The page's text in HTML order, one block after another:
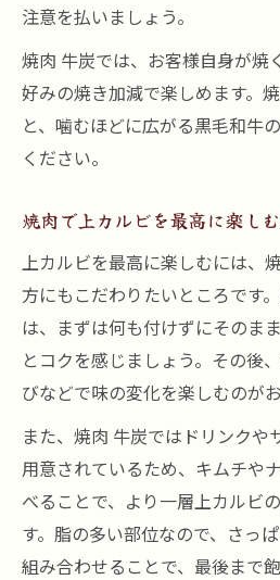
注意を払いましょう。
焼肉 牛炭では、お客様自身が焼
好みの焼き加減で楽しめます。
と、噛むほどに広がる黒毛和牛
ください。
焼肉で上カルビを最高に楽し
上カルビを最高に楽しむには、
方にもこだわりたいところです
は、まずは何も付けずにそのま
とコクを感じましょう。その後
びなどで味の変化を楽しむのがお
また、焼肉 牛炭ではドリンクや
用意されているため、キムチや
べることで、より一層上カルビ
す。脂の多い部位なので、さっ
組み合わせることで、最後まで